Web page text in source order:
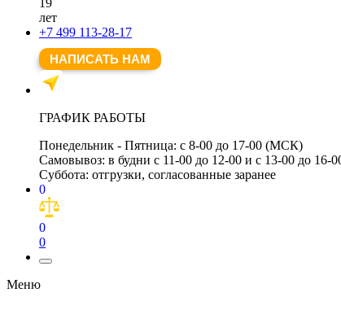
лет
+7 499 113-28-17
НАПИСАТЬ НАМ
ГРАФИК РАБОТЫ
Понедельник - Пятница: с 8-00 до 17-00 (МСК)
Самовывоз: в будни с 11-00 до 12-00 и с 13-00 до 16-
Суббота: отгрузки, согласованные заранее
0
0
0
Меню